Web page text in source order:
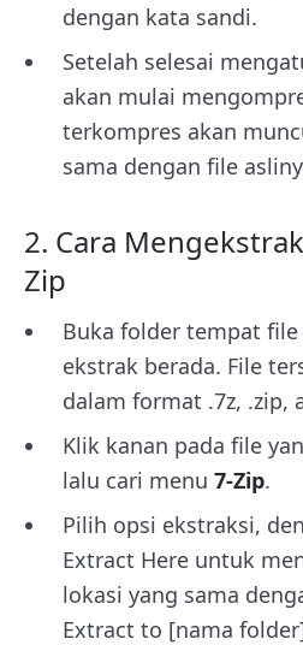
dengan kata sandi.
Setelah selesai
akan mulai
terkompres akan
sama dengan file
2. Cara
Zip
Buka folder tempat
ekstrak berada. File
dalam format .7z, .zip,
Klik kanan pada file
lalu cari menu 7-Zip.
Pilih opsi ekstraksi,
Extract Here untuk
lokasi yang sama
Extract to [nama